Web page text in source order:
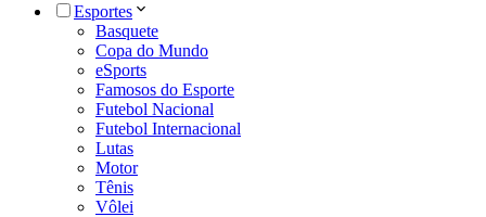
Esportes
Basquete
Copa do Mundo
eSports
Famosos do Esporte
Futebol Nacional
Futebol Internacional
Lutas
Motor
Tênis
Vôlei